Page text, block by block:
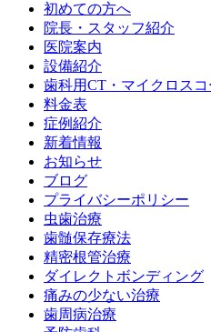
初めての方へ
院長・スタッフ紹介
医院案内
設備紹介
歯科用CT・マイクロス
料金表
症例紹介
新着情報
お知らせ
ブログ
プライバシーポリシー
虫歯治療
歯髄保存療法
精密根管治療
ダイレクトボンディング
痛みの少ない治療
歯周病治療